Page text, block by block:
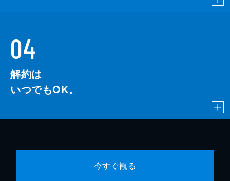
04
解約は
いつでもOK。
今すぐ観る